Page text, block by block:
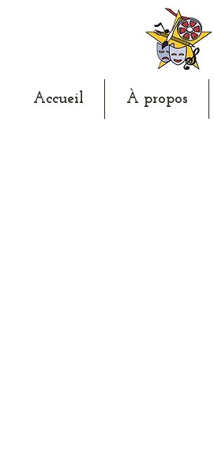
Accueil À propos